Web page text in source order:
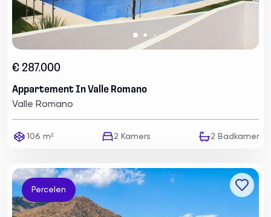
€ 287.000
Appartement In Valle Romano
Valle Romano
106 m² 2 Kamers 2 Badkamer
Percelen